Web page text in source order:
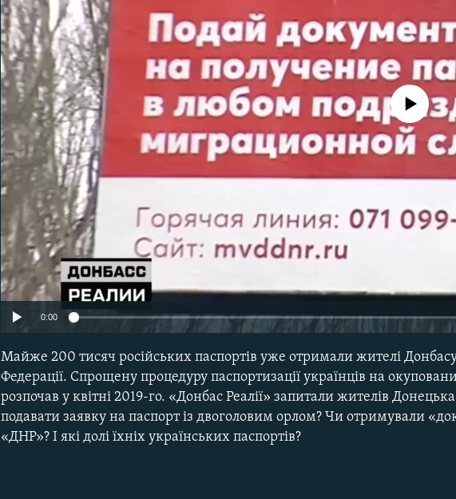
No media source
0:00
Майже 200 тисяч російських паспортів уже отримали жителі
Федерації. Спрощену процедуру паспортизації українців на
розпочав у квітні 2019-го. «Донбас Реалії» запитали жителів
подавати заявку на паспорт із двоголовим орлом? Чи отримували
«ДНР»? І які долі їхніх українських паспортів?